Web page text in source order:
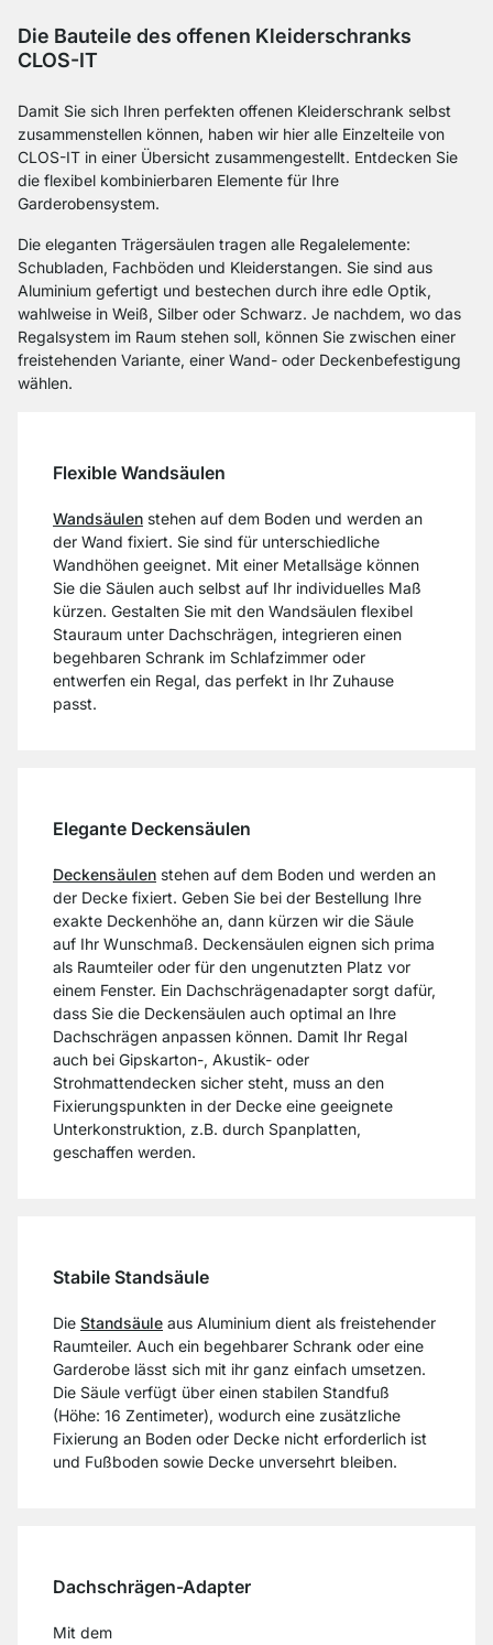
Die Bauteile des offenen Kleiderschranks
CLOS-IT
Damit Sie sich Ihren perfekten offenen Kleiderschrank selbst
zusammenstellen können, haben wir hier alle Einzelteile von
CLOS-IT in einer Übersicht zusammengestellt. Entdecken Sie
die flexibel kombinierbaren Elemente für Ihre
Garderobensystem.
Die eleganten Trägersäulen tragen alle Regalelemente:
Schubladen, Fachböden und Kleiderstangen. Sie sind aus
Aluminium gefertigt und bestechen durch ihre edle Optik,
wahlweise in Weiß, Silber oder Schwarz. Je nachdem, wo das
Regalsystem im Raum stehen soll, können Sie zwischen einer
freistehenden Variante, einer Wand- oder Deckenbefestigung
wählen.
Flexible Wandsäulen
Wandsäulen stehen auf dem Boden und werden an
der Wand fixiert. Sie sind für unterschiedliche
Wandhöhen geeignet. Mit einer Metallsäge können
Sie die Säulen auch selbst auf Ihr individuelles Maß
kürzen. Gestalten Sie mit den Wandsäulen flexibel
Stauraum unter Dachschrägen, integrieren einen
begehbaren Schrank im Schlafzimmer oder
entwerfen ein Regal, das perfekt in Ihr Zuhause
passt.
Elegante Deckensäulen
Deckensäulen stehen auf dem Boden und werden an
der Decke fixiert. Geben Sie bei der Bestellung Ihre
exakte Deckenhöhe an, dann kürzen wir die Säule
auf Ihr Wunschmaß. Deckensäulen eignen sich prima
als Raumteiler oder für den ungenutzten Platz vor
einem Fenster. Ein Dachschrägenadapter sorgt dafür,
dass Sie die Deckensäulen auch optimal an Ihre
Dachschrägen anpassen können. Damit Ihr Regal
auch bei Gipskarton-, Akustik- oder
Strohmattendecken sicher steht, muss an den
Fixierungspunkten in der Decke eine geeignete
Unterkonstruktion, z.B. durch Spanplatten,
geschaffen werden.
Stabile Standsäule
Die Standsäule aus Aluminium dient als freistehender
Raumteiler. Auch ein begehbarer Schrank oder eine
Garderobe lässt sich mit ihr ganz einfach umsetzen.
Die Säule verfügt über einen stabilen Standfuß
(Höhe: 16 Zentimeter), wodurch eine zusätzliche
Fixierung an Boden oder Decke nicht erforderlich ist
und Fußboden sowie Decke unversehrt bleiben.
Dachschrägen-Adapter
Mit dem